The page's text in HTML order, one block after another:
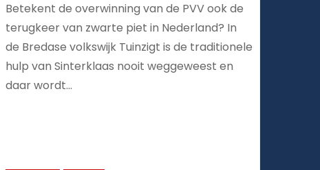
Betekent de overwinning van de PVV ook de
terugkeer van zwarte piet in Nederland? In
de Bredase volkswijk Tuinzigt is de traditionele
hulp van Sinterklaas nooit weggeweest en
daar wordt…